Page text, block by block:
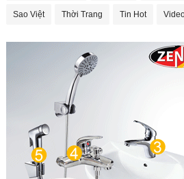
Sao Việt Thời Trang Tin Hot